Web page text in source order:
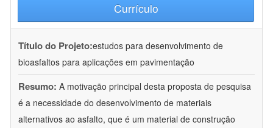
Currículo
Título do Projeto:estudos para desenvolvimento de
bioasfaltos para aplicações em pavimentação
Resumo: A motivação principal desta proposta de pesquisa
é a necessidade do desenvolvimento de materiais
alternativos ao asfalto, que é um material de construção